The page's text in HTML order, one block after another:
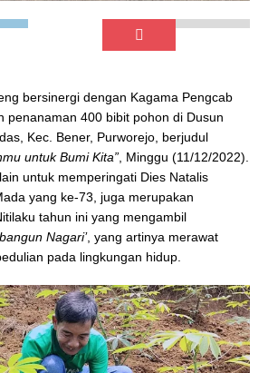
bersinergi dengan Kagama Pengcab
penanaman 400 bibit pohon di Dusun
Kec. Bener, Purworejo, berjudul
untuk Bumi Kita” , Minggu (11/12/2022).
untuk memperingati Dies Natalis
yang ke-73, juga merupakan
tahun ini yang mengambil
Nagari’, yang artinya merawat
pada lingkungan hidup.